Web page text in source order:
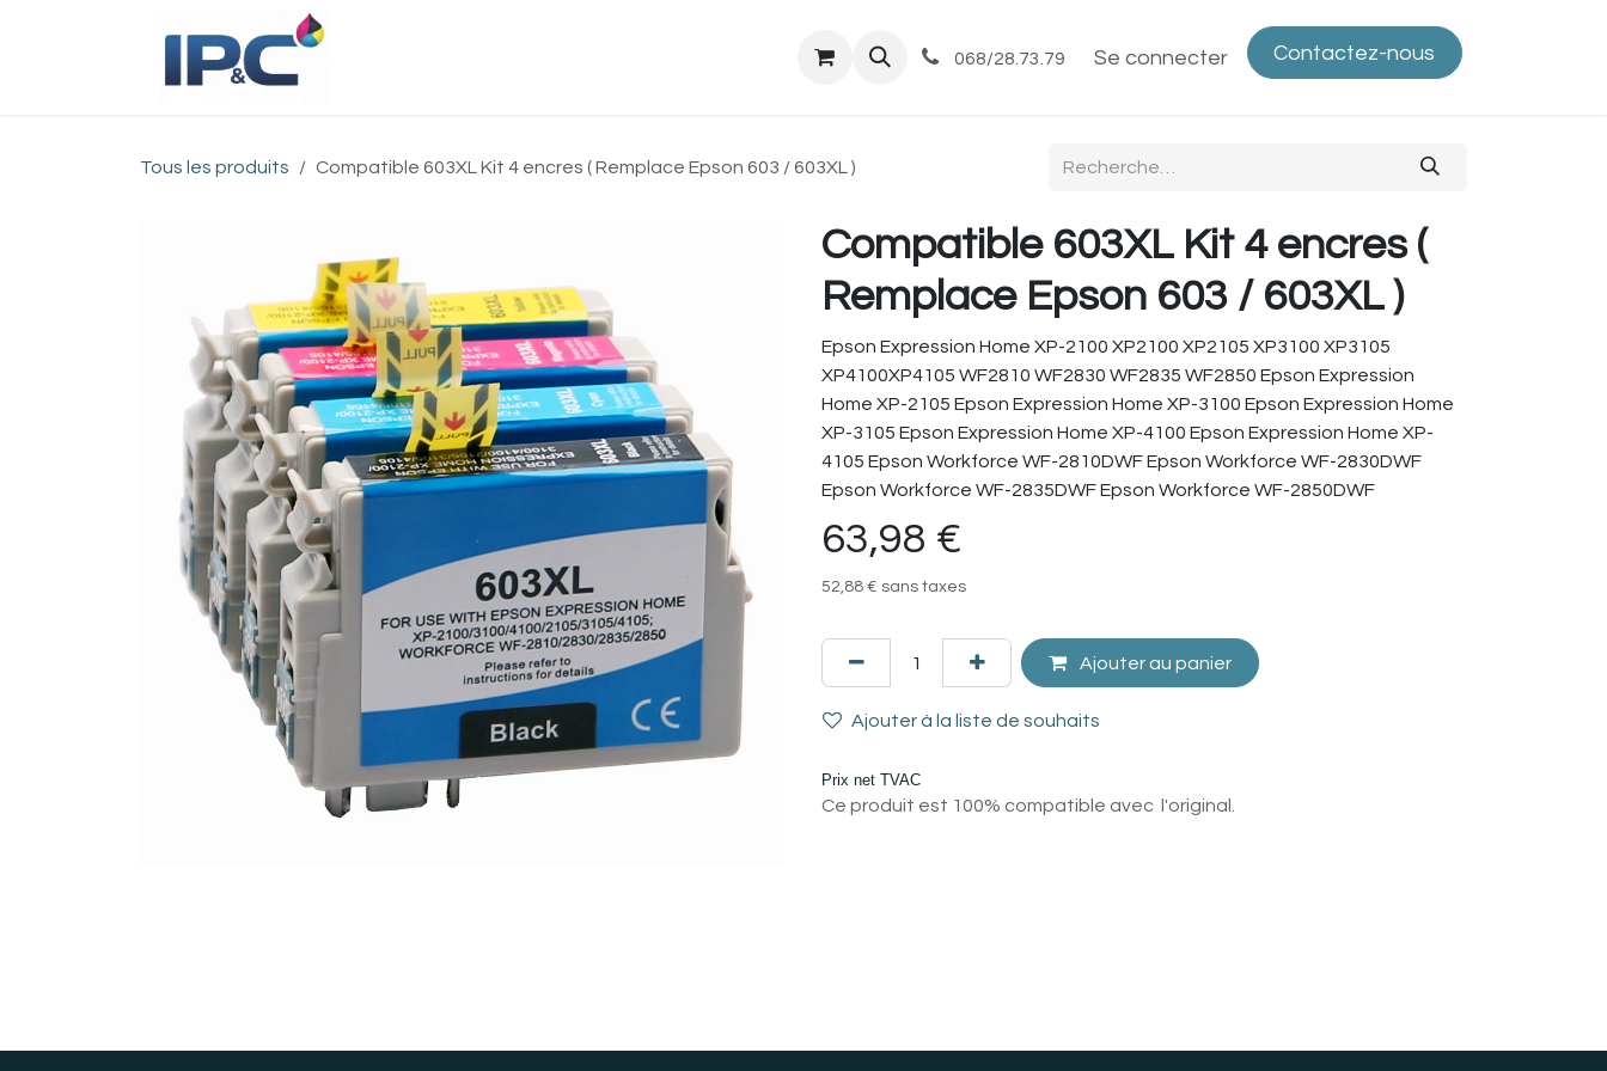
Commandes et livraisons Contactez-nous Politique de confidentialité
068/28.73.79 Se connecter Contactez-nous
Tous les produits Compatible 603XL Kit 4 encres ( Remplace Epson 603 / 603XL )
Compatible 603XL Kit 4 encres (
Remplace Epson 603 / 603XL )
Epson Expression Home XP-2100 XP2100 XP2105 XP3100 XP3105
XP4100XP4105 WF2810 WF2830 WF2835 WF2850 Epson Expression
Home XP-2105 Epson Expression Home XP-3100 Epson Expression Home
XP-3105 Epson Expression Home XP-4100 Epson Expression Home XP-
4105 Epson Workforce WF-2810DWF Epson Workforce WF-2830DWF
Epson Workforce WF-2835DWF Epson Workforce WF-2850DWF
63,98 €
52,88 € sans taxes
Ajouter au panier
Ajouter à la liste de souhaits
Prix net TVAC
Ce produit est 100% compatible avec l'original.